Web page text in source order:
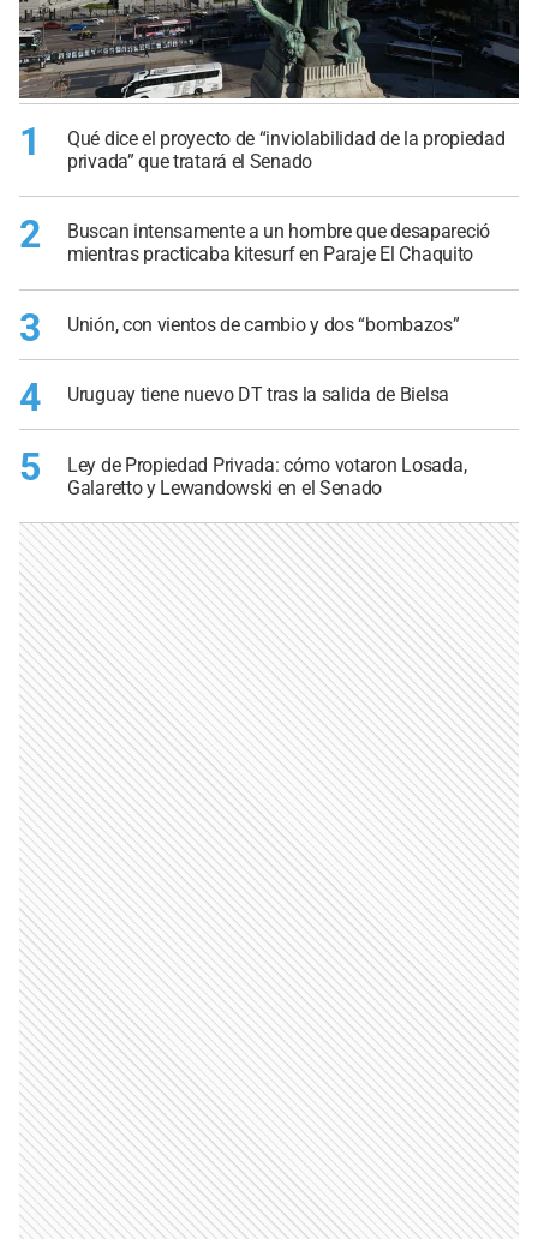
1
Qué dice el proyecto de “inviolabilidad de la propiedad
privada” que tratará el Senado
2
Buscan intensamente a un hombre que desapareció
mientras practicaba kitesurf en Paraje El Chaquito
3 Unión, con vientos de cambio y dos “bombazos”
4 Uruguay tiene nuevo DT tras la salida de Bielsa
5
Ley de Propiedad Privada: cómo votaron Losada,
Galaretto y Lewandowski en el Senado